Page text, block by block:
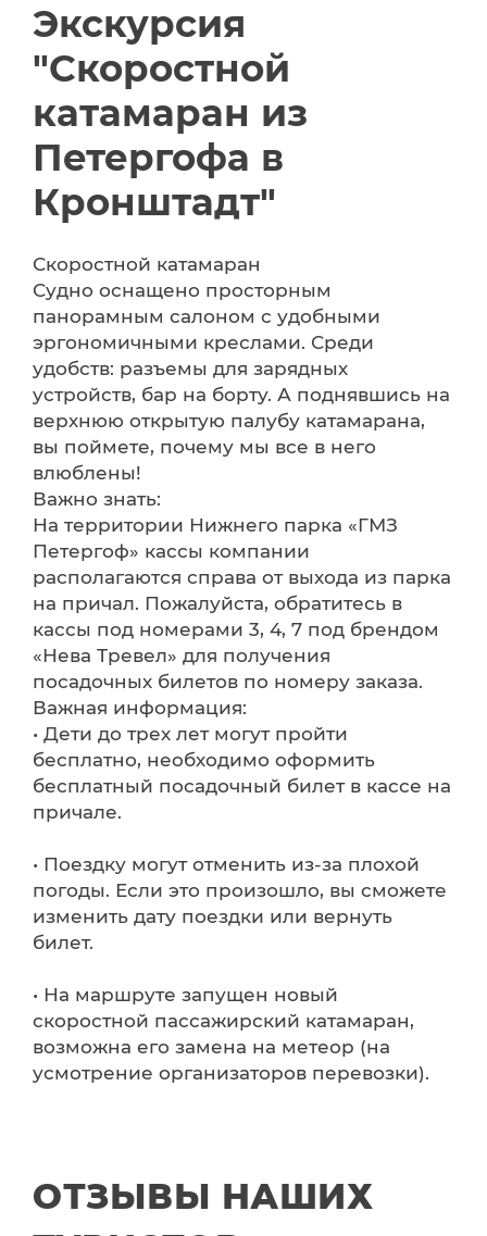
Экскурсия
"Скоростной
катамаран из
Петергофа в
Кронштадт"
Скоростной катамаран
Судно оснащено просторным
панорамным салоном с удобными
эргономичными креслами. Среди
удобств: разъемы для зарядных
устройств, бар на борту. А поднявшись на
верхнюю открытую палубу катамарана,
вы поймете, почему мы все в него
влюблены!
Важно знать:
На территории Нижнего парка «ГМЗ
Петергоф» кассы компании
располагаются справа от выхода из парка
на причал. Пожалуйста, обратитесь в
кассы под номерами 3, 4, 7 под брендом
«Нева Тревел» для получения
посадочных билетов по номеру заказа.
Важная информация:
• Дети до трех лет могут пройти
бесплатно, необходимо оформить
бесплатный посадочный билет в кассе на
причале.
• Поездку могут отменить из-за плохой
погоды. Если это произошло, вы сможете
изменить дату поездки или вернуть
билет.
• На маршруте запущен новый
скоростной пассажирский катамаран,
возможна его замена на метеор (на
усмотрение организаторов перевозки).
ОТЗЫВЫ НАШИХ